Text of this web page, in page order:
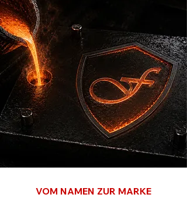
VOM NAMEN ZUR MARKE